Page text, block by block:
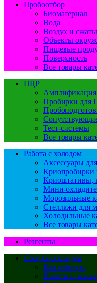
Пробоотбор
Биоматериал
Вода
Воздух и
Объекты
Пищевые
Поверхность
Все товары
ПЦР
Амплификация
Пробирки для
Тест-системы
Все товары
Работа с холодом
Аксессуары
Криопробирки
Криоштативы,
Мини-
Морозильные
Стеллажи для
Холодильные
Все товары
Реагенты
Сбор биоотходов
Контейнеры
Пакеты и